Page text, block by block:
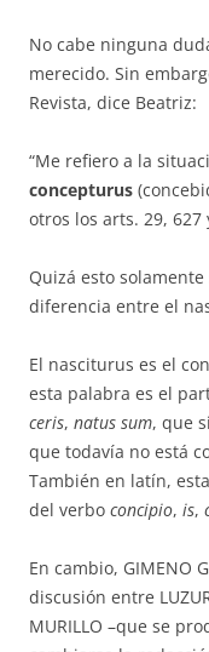
No cabe ninguna
merecido. Sin
Revista, dice Beatriz:
“Me refiero a la
concepturus
otros los arts. 29, 627
Quizá esto
diferencia en­tre el
El nasciturus es el
esta pa­la­bra es el
ceris, natus sum, que
que todavía no está
También en latín,
del ver­bo concipio, is,
En cambio, GIMENO
discusión entre
MURILLO –que se